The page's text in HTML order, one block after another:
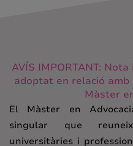
AVÍS IMPORTANT:
adoptat en relació
Màster
El Màster en
singular que
universitàries i